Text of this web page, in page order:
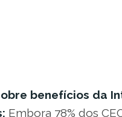
benefícios da
Embora 78% dos